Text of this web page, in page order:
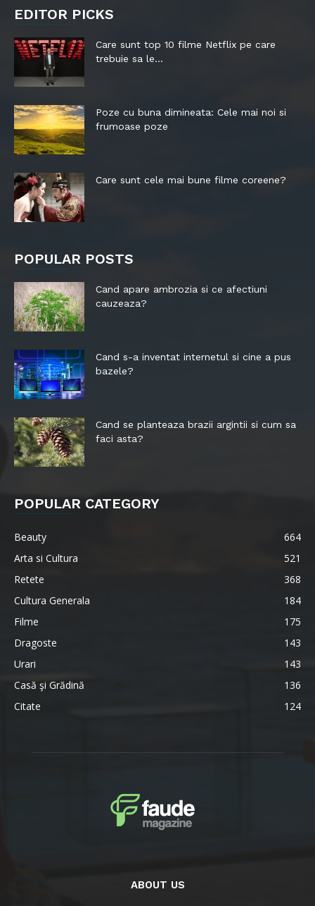
EDITOR PICKS
Care sunt top 10 filme Netflix pe care
trebuie sa le...
Poze cu buna dimineata: Cele mai noi si
frumoase poze
Care sunt cele mai bune filme coreene?
POPULAR POSTS
Cand apare ambrozia si ce afectiuni
cauzeaza?
Cand s-a inventat internetul si cine a pus
bazele?
Cand se planteaza brazii argintii si cum sa
faci asta?
POPULAR CATEGORY
Beauty
664
Arta si Cultura
521
Retete
368
Cultura Generala
184
Filme
175
Dragoste
143
Urari
143
Casă şi Grădină
136
Citate
124
ABOUT US